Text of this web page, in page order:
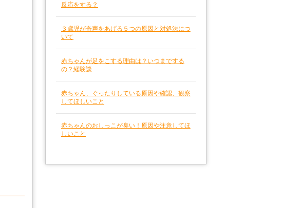
反応をする？
３歳児が奇声をあげる５つの原因と対処法につ
いて
赤ちゃんが足をこする理由は？いつまでする
の？経験談
赤ちゃん、ぐったりしている原因や確認、観察
してほしいこと
赤ちゃんのおしっこが臭い！原因や注意してほ
しいこと